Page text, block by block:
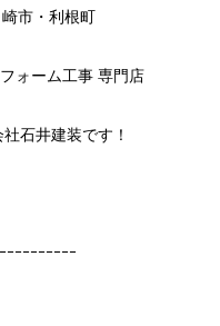
市・利根町
ォーム工事 専門店
石井建装です！
ｰｰｰｰｰｰｰｰｰ